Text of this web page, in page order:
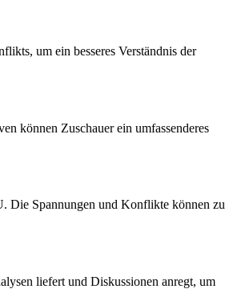
um ein besseres Verständnis der
können Zuschauer ein umfassenderes
Die Spannungen und Konflikte können zu
liefert und Diskussionen anregt, um